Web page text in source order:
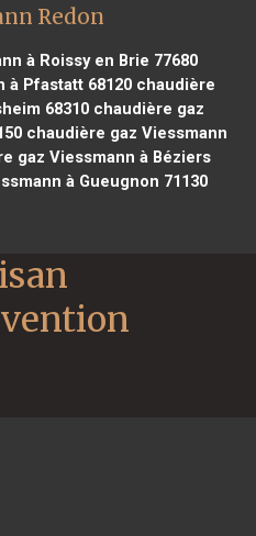
Redon
à Roissy en Brie 77680
à Pfastatt 68120chaudière
68310chaudière gaz
chaudière gaz Viessmann
gaz Viessmann à Béziers
à Gueugnon 71130